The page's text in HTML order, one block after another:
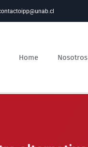
Home Nosotros